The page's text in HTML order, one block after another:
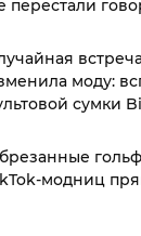
перестали
моду:
сумки
модниц